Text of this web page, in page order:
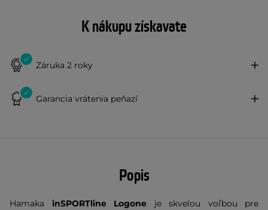
K nákupu získavate
Záruka 2 roky
Garancia vrátenia peňazí
Popis
Hamaka inSPORTline Logone je skvelou voľbou pre